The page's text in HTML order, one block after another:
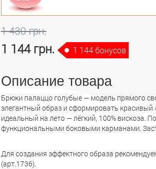
1 430 грн.
1 144 грн. 1 144 бонусов
Описание товара
Брюки палаццо голубые — модель прямого
элегантный образ и сформировать
идеальный на лето — лёгкий, 100% вискоза.
функциональными боковыми карманами.
Для создания эффектного образа
(арт.1736).